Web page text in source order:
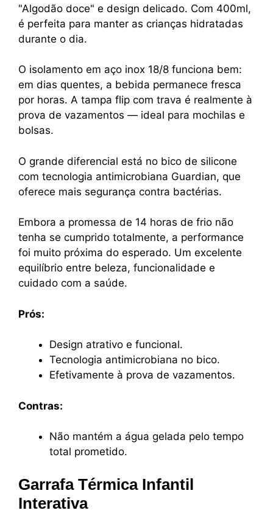
"Algodão doce" e design delicado. Com 400ml,
é perfeita para manter as crianças hidratadas
durante o dia.
O isolamento em aço inox 18/8 funciona bem:
em dias quentes, a bebida permanece fresca
por horas. A tampa flip com trava é realmente à
prova de vazamentos — ideal para mochilas e
bolsas.
O grande diferencial está no bico de silicone
com tecnologia antimicrobiana Guardian, que
oferece mais segurança contra bactérias.
Embora a promessa de 14 horas de frio não
tenha se cumprido totalmente, a performance
foi muito próxima do esperado. Um excelente
equilíbrio entre beleza, funcionalidade e
cuidado com a saúde.
Prós:
Design atrativo e funcional.
Tecnologia antimicrobiana no bico.
Efetivamente à prova de vazamentos.
Contras:
Não mantém a água gelada pelo tempo
total prometido.
Garrafa Térmica Infantil
Interativa